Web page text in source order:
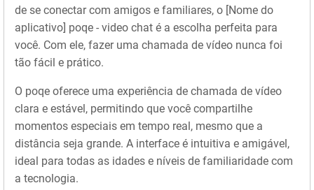
de se conectar com amigos e familiares, o [Nome do
aplicativo] poqe - video chat é a escolha perfeita para
você. Com ele, fazer uma chamada de vídeo nunca foi
tão fácil e prático.
O poqe oferece uma experiência de chamada de vídeo
clara e estável, permitindo que você compartilhe
momentos especiais em tempo real, mesmo que a
distância seja grande. A interface é intuitiva e amigável,
ideal para todas as idades e níveis de familiaridade com
a tecnologia.